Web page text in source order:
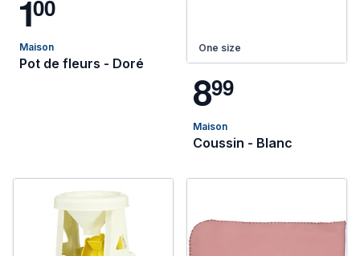
100
Maison
Pot de fleurs - Doré
One size
899
Maison
Coussin - Blanc